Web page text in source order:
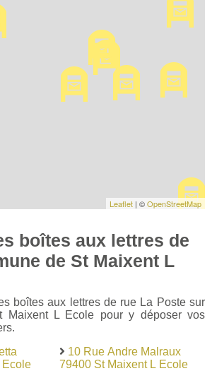
Leaflet | ©OpenStreetMap
boîtes aux lettres de
de St Maixent L
boîtes aux lettres de rue La Poste sur
Maixent L Ecole pour y déposer vos
Ecole
10 Rue Andre Malraux
79400 St Maixent L Ecole